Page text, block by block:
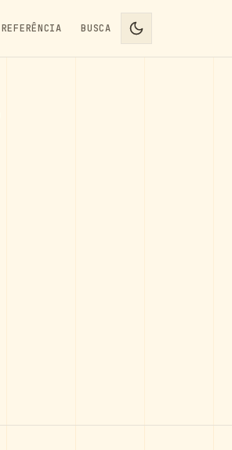
REFERÊNCIA BUSCA